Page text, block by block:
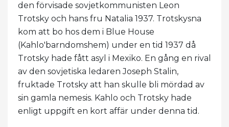
den förvisade sovjetkommunisten Leon
Trotsky och hans fru Natalia 1937. Trotskysna
kom att bo hos dem i Blue House
(Kahlo'barndomshem) under en tid 1937 då
Trotsky hade fått asyl i Mexiko. En gång en rival
av den sovjetiska ledaren Joseph Stalin,
fruktade Trotsky att han skulle bli mördad av
sin gamla nemesis. Kahlo och Trotsky hade
enligt uppgift en kort affär under denna tid.